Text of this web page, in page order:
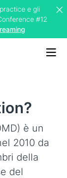
e gli
#12
è un
2010 da
della
del